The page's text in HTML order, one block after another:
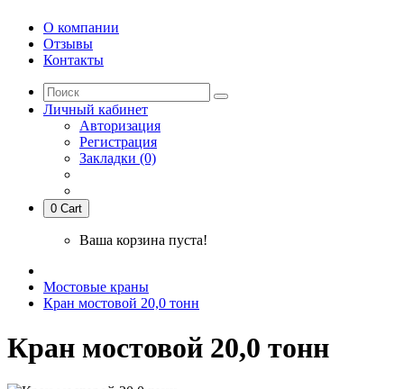
О компании
Отзывы
Контакты
Личный кабинет
Авторизация
Регистрация
Закладки (0)
0 Cart
Ваша корзина пуста!
Мостовые краны
Кран мостовой 20,0 тонн
Кран мостовой 20,0 тонн